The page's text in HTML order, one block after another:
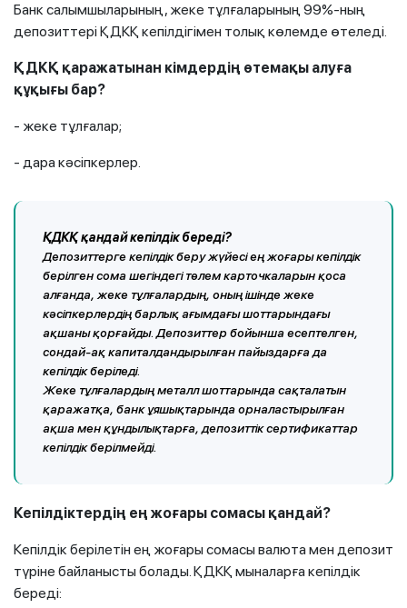
Банк салымшыларының, жеке тұлғаларының 99%-ның
депозиттері ҚДКҚ кепілдігімен толық көлемде өтеледі.
ҚДКҚ қаражатынан кімдердің өтемақы алуға
құқығы бар?
- жеке тұлғалар;
- дара кәсіпкерлер.
ҚДКҚ қандай кепілдік береді?
Депозиттерге кепілдік беру жүйесі ең жоғары кепілдік
берілген сома шегіндегі төлем карточкаларын қоса
алғанда, жеке тұлғалардың, оның ішінде жеке
кәсіпкерлердің барлық ағымдағы шоттарындағы
ақшаны қорғайды. Депозиттер бойынша есептелген,
сондай-ақ капиталдандырылған пайыздарға да
кепілдік беріледі.
Жеке тұлғалардың металл шоттарында сақталатын
қаражатқа, банк ұяшықтарында орналастырылған
ақша мен құндылықтарға, депозиттік сертификаттар
кепілдік берілмейді.
Кепілдіктердің ең жоғары сомасы қандай?
Кепілдік берілетін ең жоғары сомасы валюта мен депозит
түріне байланысты болады. ҚДКҚ мыналарға кепілдік
береді: